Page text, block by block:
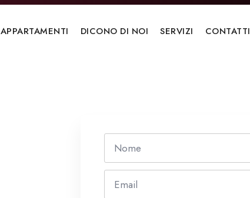
APPARTAMENTI DICONO DI NOI SERVIZI CONTATTI
Nome
Email